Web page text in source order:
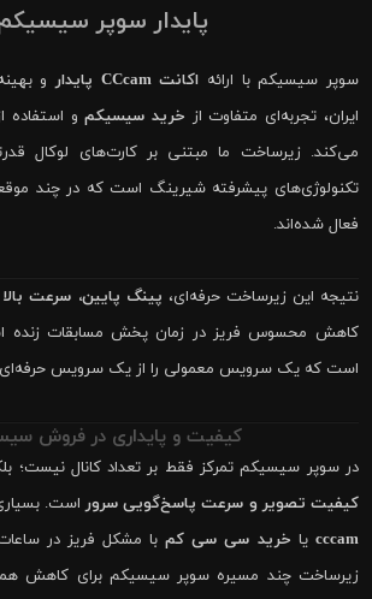
پایدار سوپر
سوپر سیسیکم با ارائه اکانت CCcam پایدار
و
ایران، تجربه‌ای متفاوت از خرید سیسیکمو استفاده
می‌کند. زیرساخت ما مبتنی بر کارت‌های لوکال
تکنولوژی‌های پیشرفته شیرینگ است که در چند
فعال شده‌اند.
نتیجه این زیرساخت حرفه‌ای، پینگ پایین، سرعت
کاهش محسوس فریز در زمان پخش مسابقات زنده
است که یک سرویس معمولی را از یک سرویس
کیفیت و پایداری در فروش
در سوپر سیسیکم تمرکز فقط بر تعداد کانال نیست؛
کیفیت تصویر و سرعت پاسخ‌گویی سروراست. بسیاری
cccam یا خرید سی سی کمبا مشکل فریز در
زیرساخت چند مسیره سوپر سیسیکم برای کاهش